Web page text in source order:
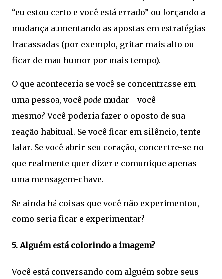
“eu estou certo e você está errado” ou forçando a
mudança aumentando as apostas em estratégias
fracassadas (por exemplo, gritar mais alto ou
ficar de mau humor por mais tempo).
O que aconteceria se você se concentrasse em
uma pessoa, você pode mudar - você
mesmo? Você poderia fazer o oposto de sua
reação habitual. Se você ficar em silêncio, tente
falar. Se você abrir seu coração, concentre-se no
que realmente quer dizer e comunique apenas
uma mensagem-chave.
Se ainda há coisas que você não experimentou,
como seria ficar e experimentar?
5. Alguém está colorindo a imagem?
Você está conversando com alguém sobre seus